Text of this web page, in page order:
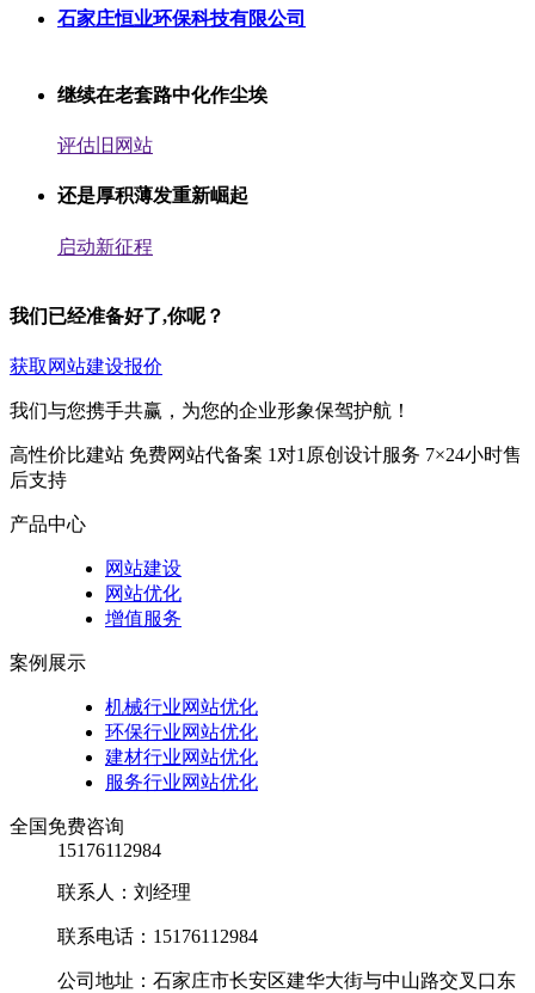
石家庄恒业环保科技有限公司
继续在老套路中化作尘埃
评估旧网站
还是厚积薄发重新崛起
启动新征程
我们已经准备好了,你呢？
获取网站建设报价
我们与您携手共赢，为您的企业形象保驾护航！
高性价比建站 免费网站代备案 1对1原创设计服务 7×24小时售
后支持
产品中心
网站建设
网站优化
增值服务
案例展示
机械行业网站优化
环保行业网站优化
建材行业网站优化
服务行业网站优化
全国免费咨询
15176112984
联系人：刘经理
联系电话：15176112984
公司地址：石家庄市长安区建华大街与中山路交叉口东